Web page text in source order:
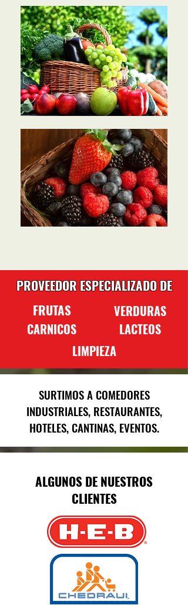
PROVEEDOR ESPECIALIZADO DE
FRUTAS
VERDURAS
CARNICOS
LACTEOS
LIMPIEZA
SURTIMOS A COMEDORES
INDUSTRIALES, RESTAURANTES,
HOTELES, CANTINAS, EVENTOS.
ALGUNOS DE NUESTROS
CLIENTES